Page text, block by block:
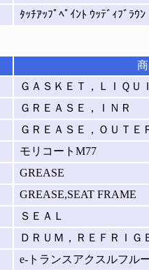
ﾀｯﾁｱｯﾌﾟﾍﾟｲﾝﾄ ｳｯﾃﾞｨﾌﾞﾗｳﾝ
ＧＡＳＫＥＴ，ＬＩＱＵ
ＧＲＥＡＳＥ，ＩＮＲ
ＧＲＥＡＳＥ，ＯＵＴＥ
モリコートM77
GREASE
GREASE,SEAT FRAME
ＳＥＡＬ
ＤＲＵＭ，ＲＥＦＲＩＧ
e-トランスアクスルフル